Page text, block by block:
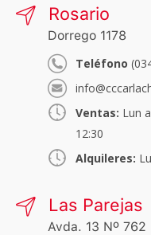
Rosario
Dorrego 1178
Teléfono
Ventas: Lun
12:30
Alquileres:
Las Parejas
Avda. 13 Nº 762